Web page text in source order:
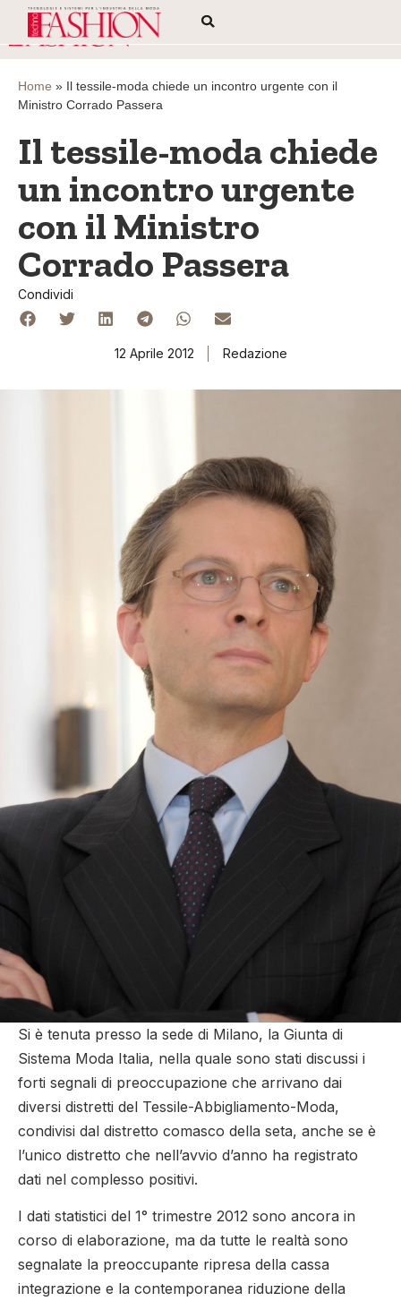
Home » Il tessile-moda chiede un incontro urgente con il
Ministro Corrado Passera
Il tessile-moda chiede
un incontro urgente
con il Ministro
Corrado Passera
Condividi
12 Aprile 2012 Redazione
Si è tenuta presso la sede di Milano, la Giunta di
Sistema Moda Italia, nella quale sono stati discussi i
forti segnali di preoccupazione che arrivano dai
diversi distretti del Tessile-Abbigliamento-Moda,
condivisi dal distretto comasco della seta, anche se è
l’unico distretto che nell’avvio d’anno ha registrato
dati nel complesso positivi.
I dati statistici del 1° trimestre 2012 sono ancora in
corso di elaborazione, ma da tutte le realtà sono
segnalate la preoccupante ripresa della cassa
integrazione e la contemporanea riduzione della